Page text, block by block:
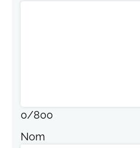
0/800
Nom